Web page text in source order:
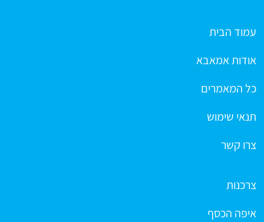
עמוד הבית
אודות אמאבא
כל המאמרים
תנאי שימוש
צרו קשר
צרכנות
איפה הכסף